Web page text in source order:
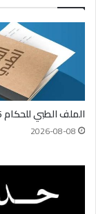
الملف الطبي للحكام 2026 / 2027
2026-08-08